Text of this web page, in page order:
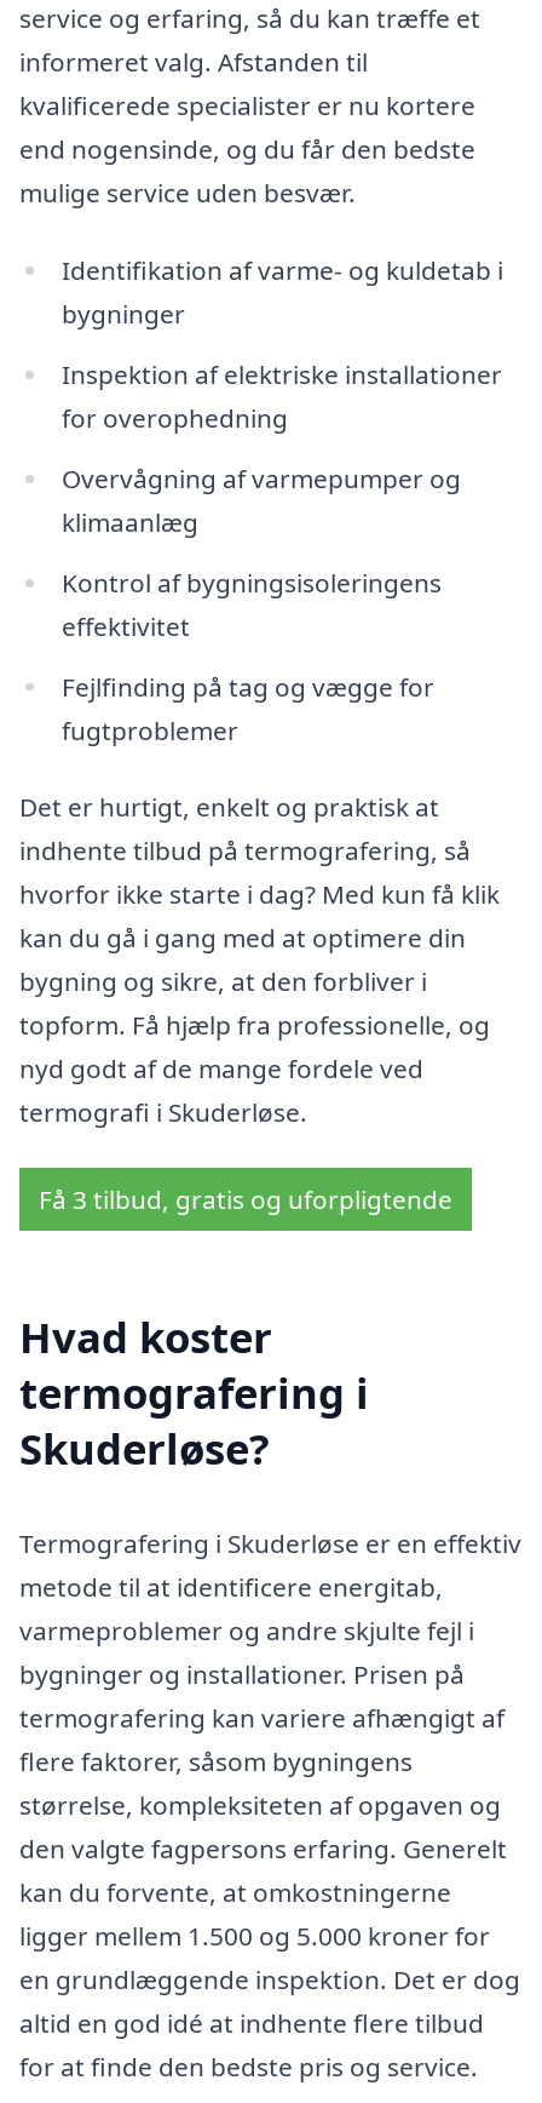
service og erfaring, så du kan træffe et
informeret valg. Afstanden til
kvalificerede specialister er nu kortere
end nogensinde, og du får den bedste
mulige service uden besvær.
Identifikation af varme- og kuldetab i
bygninger
Inspektion af elektriske installationer
for overophedning
Overvågning af varmepumper og
klimaanlæg
Kontrol af bygningsisoleringens
effektivitet
Fejlfinding på tag og vægge for
fugtproblemer
Det er hurtigt, enkelt og praktisk at
indhente tilbud på termografering, så
hvorfor ikke starte i dag? Med kun få klik
kan du gå i gang med at optimere din
bygning og sikre, at den forbliver i
topform. Få hjælp fra professionelle, og
nyd godt af de mange fordele ved
termografi i Skuderløse.
Få 3 tilbud, gratis og uforpligtende
Hvad koster
termografering i
Skuderløse?
Termografering i Skuderløse er en effektiv
metode til at identificere energitab,
varmeproblemer og andre skjulte fejl i
bygninger og installationer. Prisen på
termografering kan variere afhængigt af
flere faktorer, såsom bygningens
størrelse, kompleksiteten af opgaven og
den valgte fagpersons erfaring. Generelt
kan du forvente, at omkostningerne
ligger mellem 1.500 og 5.000 kroner for
en grundlæggende inspektion. Det er dog
altid en god idé at indhente flere tilbud
for at finde den bedste pris og service.